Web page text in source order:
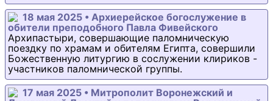
18 мая 2025 • Архиерейское богослужение в
обители преподобного Павла Фивейского
Архипастыри, совершающие паломническую
поездку по храмам и обителям Египта, совершили
Божественную литургию в сослужении клириков -
участников паломнической группы.
17 мая 2025 • Митрополит Воронежский и